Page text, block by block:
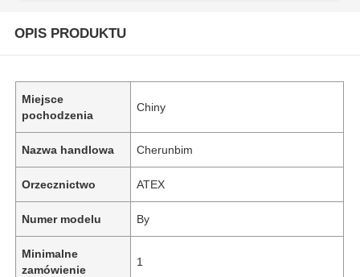
OPIS PRODUKTU
Miejsce
pochodzenia
Chiny
Nazwa handlowa Cherunbim
Orzecznictwo ATEX
Numer modelu By
Minimalne
zamówienie
1